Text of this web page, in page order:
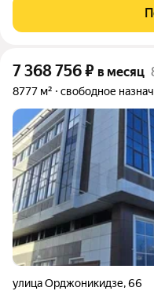
учреждения - колледж,
или спортивный центр,
7 368 756₽ в месяц
8777 м² свободное
улица Орджоникидзе,66